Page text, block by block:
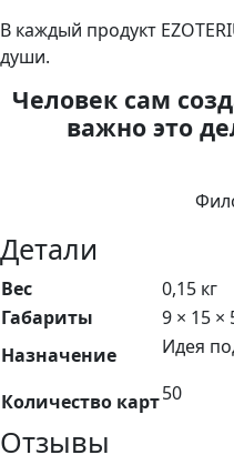
В каждый продукт
души.
Человек сам
важно это
Философия
Детали
Вес
0,15 кг
Габариты
9 × 15 ×
Назначение
Идея
Количество карт50
Отзывы